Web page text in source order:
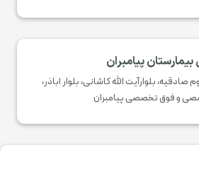
پیامبران
صادقیه، بلوارآیت الله کاشانی، بلوار اباذر،
و فوق تخصصی پیامبران